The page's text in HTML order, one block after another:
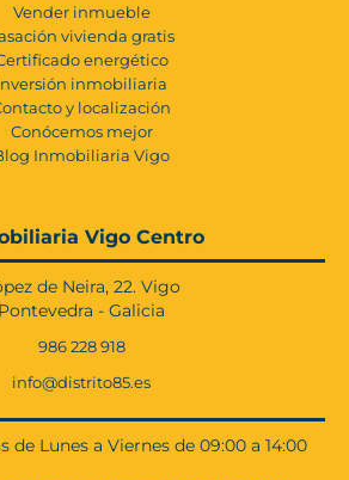
Vender inmueble
vivienda gratis
energético
inmobiliaria
y localización
Conócemos mejor
Inmobiliaria Vigo
Vigo Centro
de Neira, 22. Vigo
Pontevedra - Galicia
986 228 918
info@distrito85.es
de Lunes a Viernes de 09:00 a 14:00